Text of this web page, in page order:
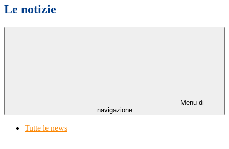
Le notizie
Menu di
navigazione
Tutte le news